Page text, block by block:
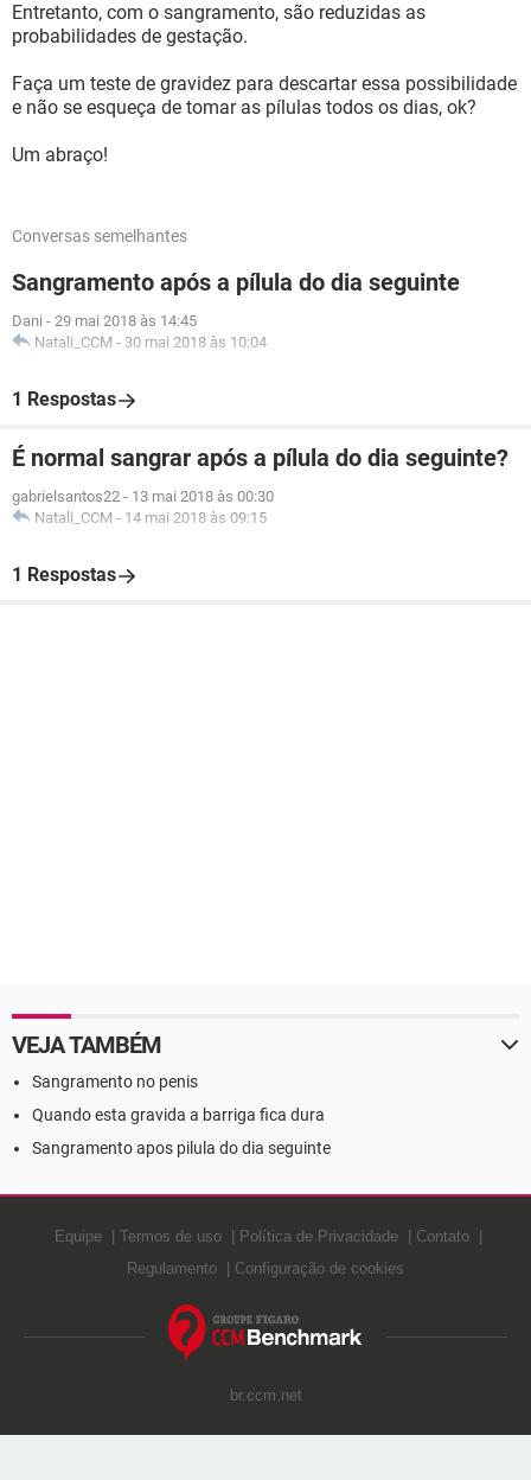
Entretanto, com o sangramento, são reduzidas as
probabilidades de gestação.
Faça um teste de gravidez para descartar essa possibilidade
e não se esqueça de tomar as pílulas todos os dias, ok?
Um abraço!
Conversas semelhantes
Sangramento após a pílula do dia seguinte
Dani - 29 mai 2018 às 14:45
Natali_CCM - 30 mai 2018 às 10:04
1 Respostas
É normal sangrar após a pílula do dia seguinte?
gabrielsantos22 - 13 mai 2018 às 00:30
Natali_CCM - 14 mai 2018 às 09:15
1 Respostas
VEJA TAMBÉM
Sangramento no penis
Quando esta gravida a barriga fica dura
Sangramento apos pilula do dia seguinte
Equipe Termos de uso Política de Privacidade
Contato
Regulamento
Configuração de cookies
br.ccm.net